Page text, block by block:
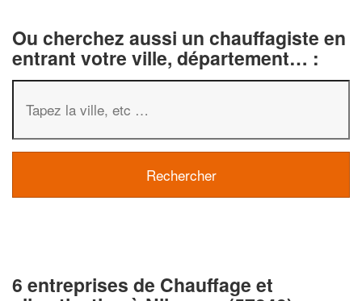
Ou cherchez aussi un chauffagiste en
entrant votre ville, département… :
6 entreprises de Chauffage et